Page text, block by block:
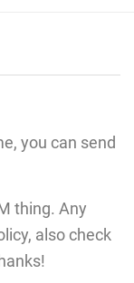
you can send
thing. Any
also check